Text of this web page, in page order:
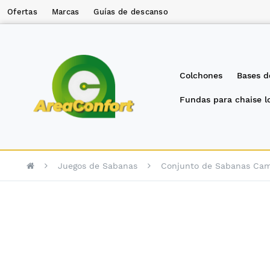
Ofertas Marcas Guías de descanso
Colchones Bases
Fundas para chaise
Juegos de Sabanas Conjunto de Sabanas